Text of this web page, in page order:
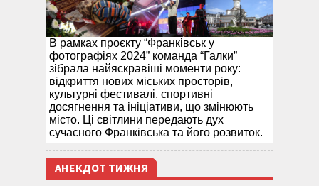
В рамках проєкту “Франківськ у
фотографіях 2024” команда “Галки”
зібрала найяскравіші моменти року:
відкриття нових міських просторів,
культурні фестивалі, спортивні
досягнення та ініціативи, що змінюють
місто. Ці світлини передають дух
сучасного Франківська та його розвиток.
АНЕКДОТ ТИЖНЯ